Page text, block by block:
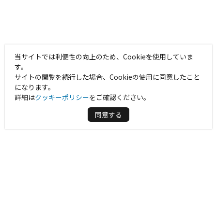
当サイトでは利便性の向上のため、Cookieを使用していま
す。
サイトの閲覧を続行した場合、Cookieの使用に同意したこと
になります。
詳細はクッキーポリシーをご確認ください。
同意する